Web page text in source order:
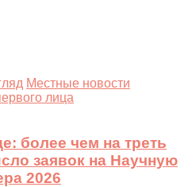
Местные новости
лица
более чем на треть
заявок на Научную
2026